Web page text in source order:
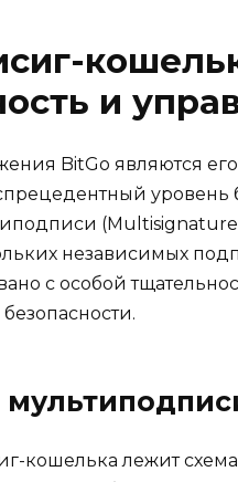
и
BitGo являются его
уровень
независимых
с особой
кошелька лежит